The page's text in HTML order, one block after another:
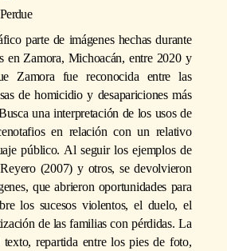
parte de imágenes hechas durante
en Zamora, Michoacán, entre 2020 y
Zamora fue reconocida entre las
de homicidio y desapariciones más
una interpretación de los usos de
en relación con un relativo
público. Al seguir los ejemplos de
(2007) y otros, se devolvieron
que abrieron oportunidades para
los sucesos violentos, el duelo, el
de las familias con pérdidas. La
texto, repartida entre los pies de foto,